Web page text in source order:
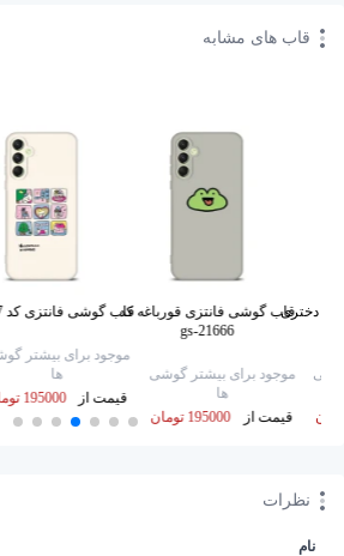
قاب های مشابه
دختریقاب گوشی فانتزی قورباغه کد
gs-21666
موجود برای بیشتر گوشی
ها
قیمت از
195000 تومان
قاب گوشی فانتزی کد gs-21667
موجود برای بیشتر
ها
قیمت از
195000 تومان
نظرات
نام